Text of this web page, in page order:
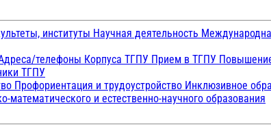
институты Научная деятельность
телефоны Корпуса ТГПУ Прием в ТГПУ
ТГПУ
Профориентация и трудоустройство Инклюзивное
математического и естественно-научного образования